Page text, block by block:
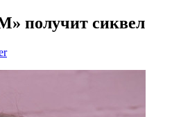
получит сиквел